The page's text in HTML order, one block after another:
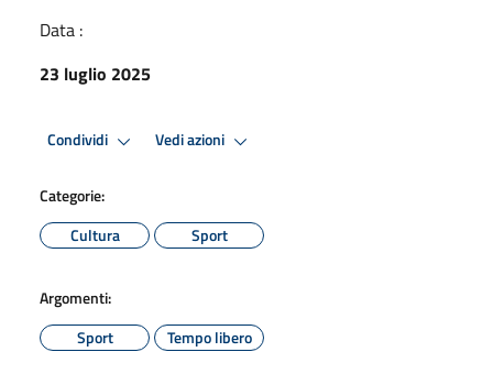
Data :
23 luglio 2025
Condividi Vedi azioni
Categorie:
Cultura
Sport
Argomenti:
Sport
Tempo libero